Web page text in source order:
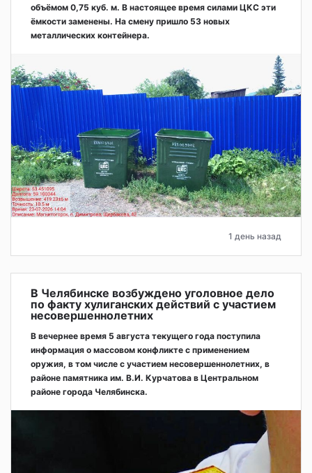
объёмом 0,75 куб. м. В настоящее время силами ЦКС эти
ёмкости заменены. На смену пришло 53 новых
металлических контейнера.
1 день назад
В Челябинске возбуждено уголовное дело
по факту хулиганских действий с участием
несовершеннолетних
В вечернее время 5 августа текущего года поступила
информация о массовом конфликте с применением
оружия, в том числе с участием несовершеннолетних, в
районе памятника им. В.И. Курчатова в Центральном
районе города Челябинска.